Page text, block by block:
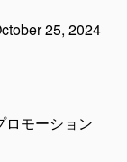
25, 2024
ロモーション